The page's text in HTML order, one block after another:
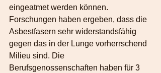
eingeatmet werden können.
Forschungen haben ergeben, dass die
Asbestfasern sehr widerstandsfähig
gegen das in der Lunge vorherrschend
Milieu sind. Die
Berufsgenossenschaften haben für 3